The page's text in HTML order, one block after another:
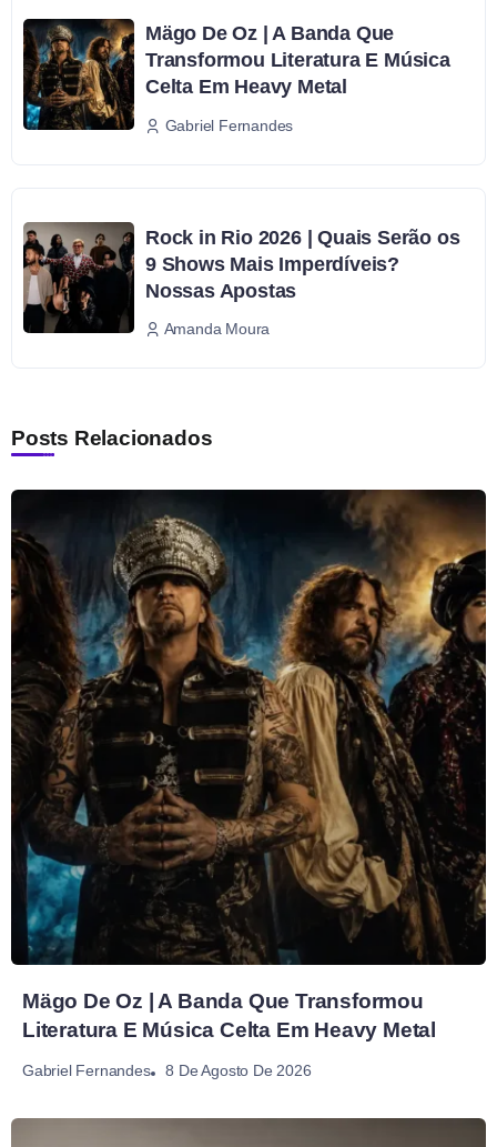
Mägo De Oz | A Banda Que
Transformou Literatura E Música
Celta Em Heavy Metal
Gabriel Fernandes
Rock in Rio 2026 | Quais Serão os
9 Shows Mais Imperdíveis?
Nossas Apostas
Amanda Moura
Posts Relacionados
Mägo De Oz | A Banda Que Transformou
Literatura E Música Celta Em Heavy Metal
Gabriel Fernandes 8 De Agosto De 2026